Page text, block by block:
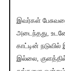
இவர்கள்
அடைந்தது,
காட்டின்
இல்லை,